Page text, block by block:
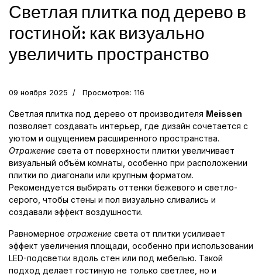
Светлая плитка под дерево в
гостиной: как визуально
увеличить пространство
09 ноября 2025 Просмотров: 116
Светлая плитка под дерево от производителя Meissen
позволяет создавать интерьер, где дизайн сочетается с
уютом и ощущением расширенного пространства.
Отражение света от поверхности плитки увеличивает
визуальный объём комнаты, особенно при расположении
плитки по диагонали или крупным форматом.
Рекомендуется выбирать оттенки бежевого и светло-
серого, чтобы стены и пол визуально сливались и
создавали эффект воздушности.
Равномерное отражение света от плитки усиливает
эффект увеличения площади, особенно при использовании
LED-подсветки вдоль стен или под мебелью. Такой
подход делает гостиную не только светлее, но и